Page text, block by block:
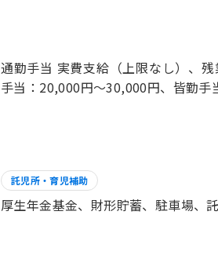
通勤手当 実費支給（上限なし）、
手当：20,000円～30,000円、皆勤手
託児所・育児補助
厚生年金基金、財形貯蓄、駐車場、